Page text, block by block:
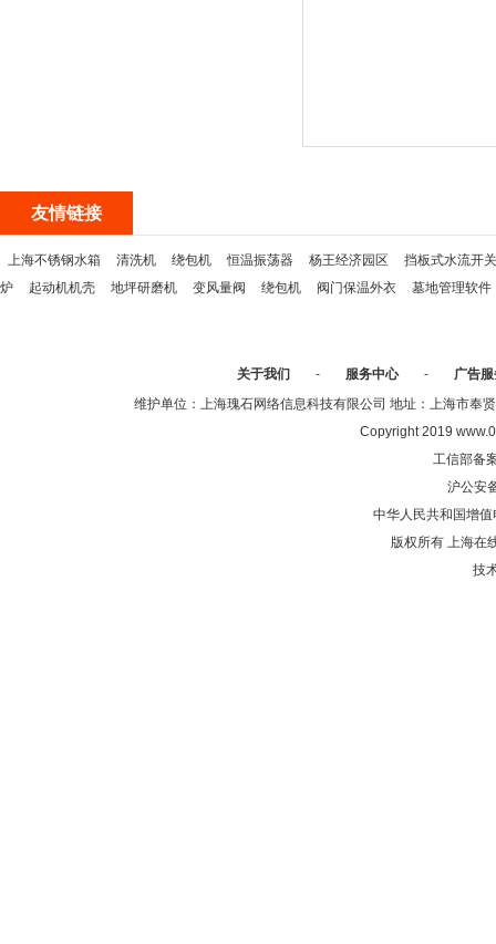
友情链接
上海不锈钢水箱 清洗机 绕包机 恒温振荡器 杨王经济园区
挡板式水流开关
炉
起动机机壳 地坪研磨机 变风量阀 绕包机 阀门保温外衣 墓地管理软件
关于我们 - 服务中心 -
广告
维护单位：上海瑰石网络信息科技有限公司 地址：上海市
Copyright 2019
工信部备
沪公安
中华人民共和国增
版权所有 上海在
技